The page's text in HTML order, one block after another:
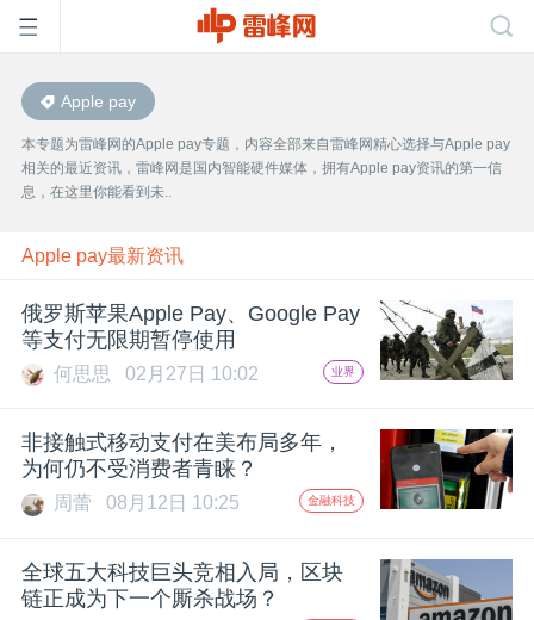
首
页
雷
峰
公
课
Apple pay
本专题为雷峰网的Apple pay专题，内容全部来自雷峰网精心选择与Apple pay
相关的最近资讯，雷峰网是国内智能硬件媒体，拥有Apple pay资讯的第一信
息，在这里你能看到未..
Apple pay最新资讯
俄罗斯苹果Apple Pay、Google Pay
等支付无限期暂停使用
何思思 02月27日 10:02 业界
非接触式移动支付在美布局多年，
为何仍不受消费者青睐？
周蕾 08月12日 10:25 金融科技
全球五大科技巨头竞相入局，区块
链正成为下一个厮杀战场？